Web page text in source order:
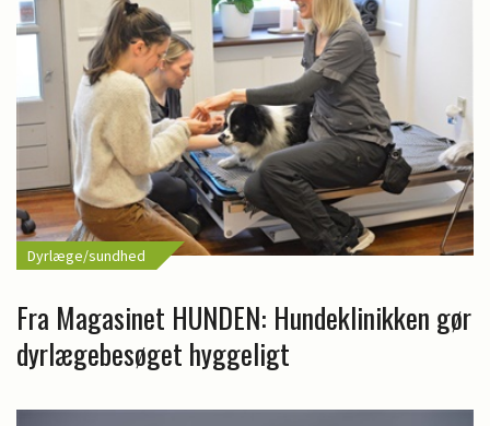
Dyrlæge/sundhed
Fra Magasinet HUNDEN: Hundeklinikken gør
dyrlægebesøget hyggeligt